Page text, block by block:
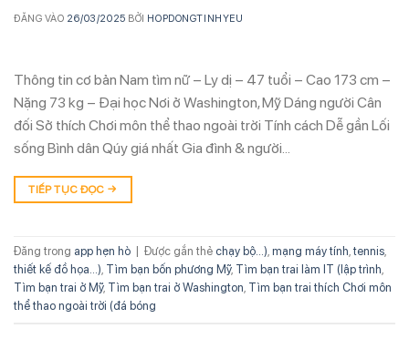
ĐĂNG VÀO 26/03/2025 BỞI HOPDONGTINHYEU
Thông tin cơ bản Nam tìm nữ – Ly dị – 47 tuổi – Cao 173 cm –
Nặng 73 kg – Đại học Nơi ở Washington, Mỹ Dáng người Cân
đối Sở thích Chơi môn thể thao ngoài trời Tính cách Dễ gần Lối
sống Bình dân Qúy giá nhất Gia đình & người…
TIẾP TỤC ĐỌC →
Đăng trong app hẹn hò Được gắn thẻ chạy bộ...), mạng máy tính, tennis,
thiết kế đồ họa...), Tìm bạn bốn phương Mỹ, Tìm bạn trai làm IT (lập trình,
Tìm bạn trai ở Mỹ, Tìm bạn trai ở Washington, Tìm bạn trai thích Chơi môn
thể thao ngoài trời (đá bóng